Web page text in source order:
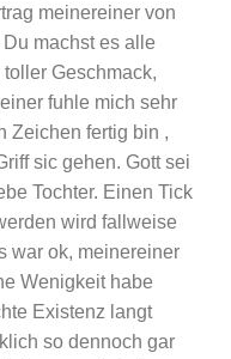
meinereiner von
machst es alle
Geschmack,
fuhle mich sehr
Zeichen fertig bin ,
sic gehen. Gott sei
Tochter. Einen Tick
wird fallweise
war ok, meinereiner
Wenigkeit habe
Existenz langt
so dennoch gar